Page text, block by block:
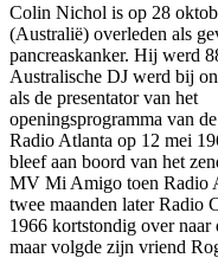
Colin Nichol is op 28
(Australië) overleden als
pancreaskanker. Hij werd
Australische DJ werd bij
als de presentator van het
openingsprogramma van
Radio Atlanta op 12 mei
bleef aan boord van het
MV Mi Amigo toen Radio
twee maanden later Radio
1966 kortstondig over
maar volgde zijn vriend